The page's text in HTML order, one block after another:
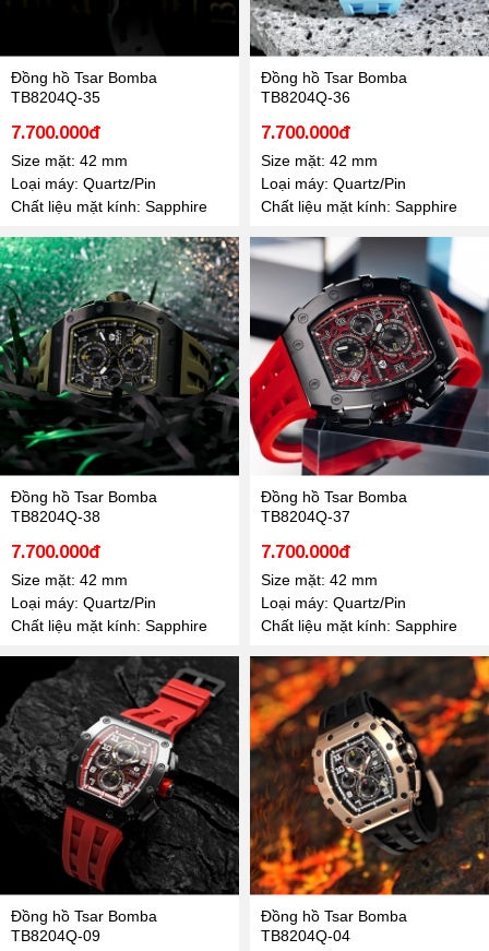
Đồng hồ Tsar Bomba
TB8204Q-35
7.700.000đ
Size mặt: 42 mm
Loại máy: Quartz/Pin
Chất liệu mặt kính: Sapphire
Đồng hồ Tsar Bomba
TB8204Q-36
7.700.000đ
Size mặt: 42 mm
Loại máy: Quartz/Pin
Chất liệu mặt kính: Sapphire
Đồng hồ Tsar Bomba
TB8204Q-38
7.700.000đ
Size mặt: 42 mm
Loại máy: Quartz/Pin
Chất liệu mặt kính: Sapphire
Đồng hồ Tsar Bomba
TB8204Q-37
7.700.000đ
Size mặt: 42 mm
Loại máy: Quartz/Pin
Chất liệu mặt kính: Sapphire
Đồng hồ Tsar Bomba
TB8204Q-09
Đồng hồ Tsar Bomba
TB8204Q-04